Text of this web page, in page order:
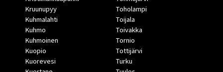
Kruunupyy
Kuhmalahti
Kuhmo
Kuhmoinen
Kuopio
Kuorevesi
Toholampi
Toijala
Toivakka
Tornio
Tottijärvi
Turku